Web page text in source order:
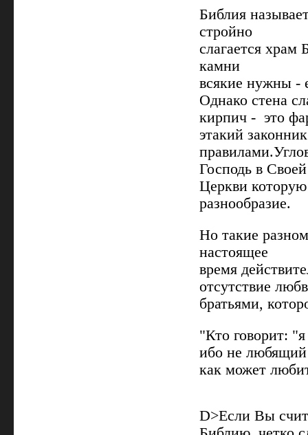
Библия
стройно
слагается
камни
всякие нужны -
Однако стена
кирпич - это
этакий
Господь в Своей
Церкви
разнообразие.
Но такие
настоящее
время
отсутствие
братьями,
"Кто говорит:
ибо не любящий
как может
D>Если Вы